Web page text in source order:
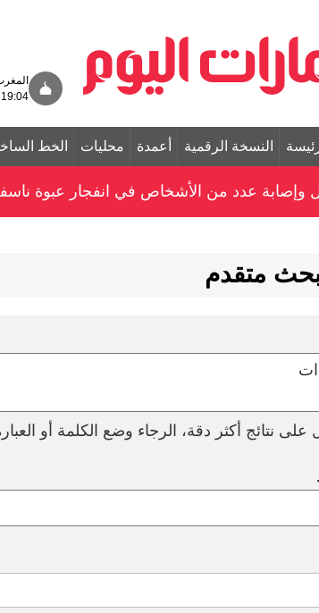
19:04
النسخة الرقمية أعمدة محليات الخط
وإصابة عدد من الأشخاص في انفجار عبوة
متقدم
نتائج أكثر دقة، الرجاء وضع الكلمة أو